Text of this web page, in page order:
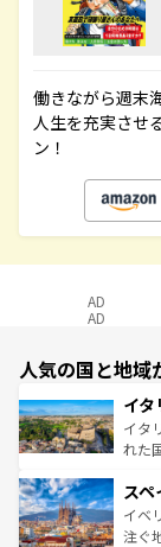
働きながら週末
人生を充実させ
ン！
AD
AD
人気の国と地域
イタ
イタ
れた
ろん
景な
ピザ
スペ
イベ
注ぐ